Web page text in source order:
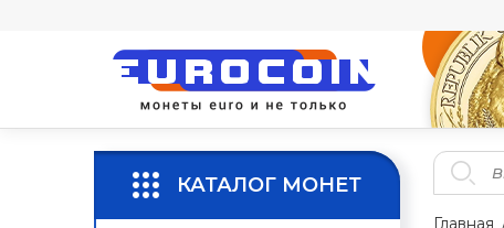
КАТАЛОГ МОНЕТ
Главная